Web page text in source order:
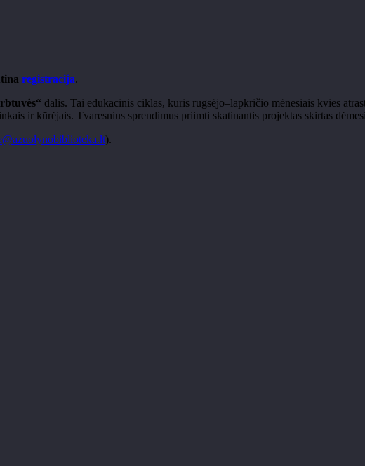
registracija.
dalis. Tai edukacinis ciklas, kuris rugsėjo–lapkričio mėnesiais kvies
ir kūrėjais. Tvaresnius sprendimus priimti skatinantis projektas skirtas
).